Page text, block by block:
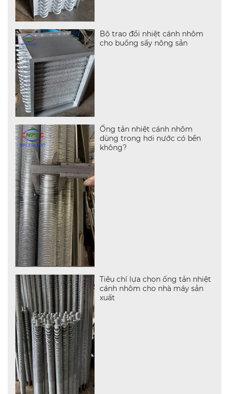
Bộ trao đổi nhiệt cánh nhôm
cho buồng sấy nông sản
Ống tản nhiệt cánh nhôm
dùng trong hơi nước có bền
không?
Tiêu chí lựa chọn ống tản nhiệt
cánh nhôm cho nhà máy sản
xuất